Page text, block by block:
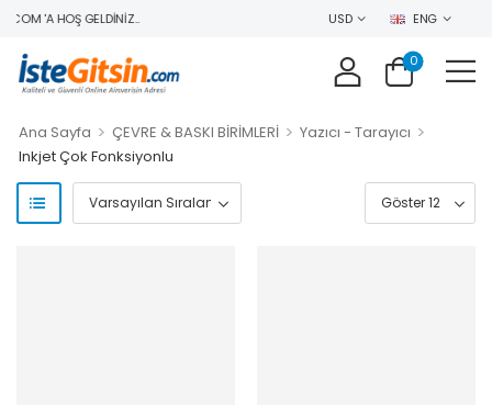
'A HOŞ GELDINIZ.. USD ENG
0
Ana Sayfa > ÇEVRE & BASKI BİRİMLERİ > Yazıcı - Tarayıcı >
Inkjet Çok Fonksiyonlu